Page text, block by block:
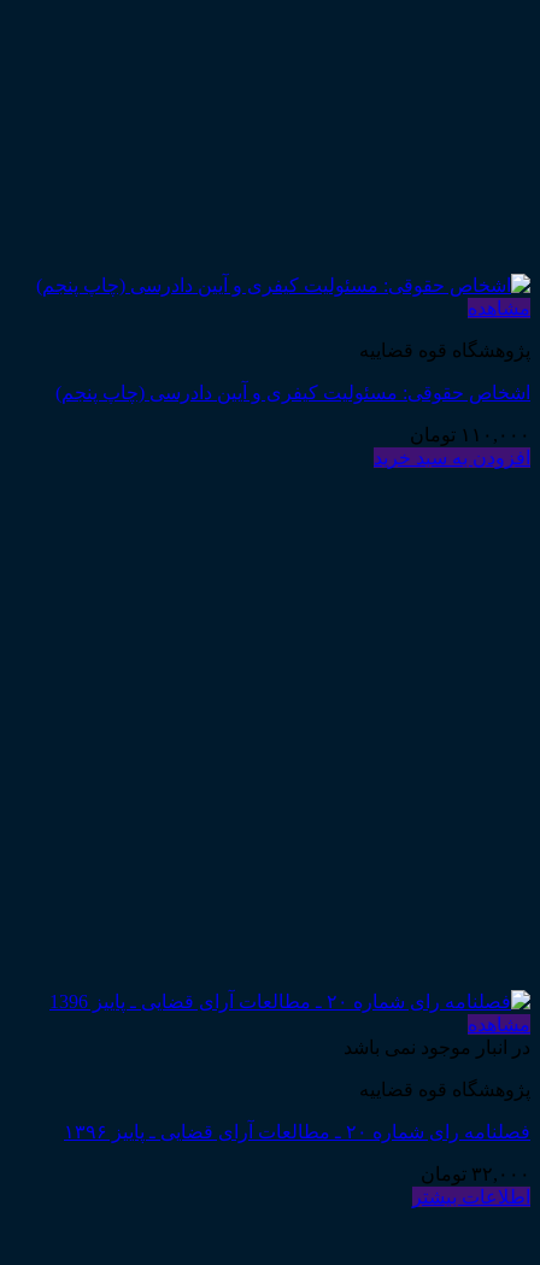
مشاهده
پژوهشگاه قوه قضاییه
اشخاص حقوقی: مسئولیت کیفری و آیین دادرسی (چاپ پنجم)
۱۱۰,۰۰۰ تومان
افزودن به سبد خرید
مشاهده
در انبار موجود نمی باشد
پژوهشگاه قوه قضاییه
فصلنامه رای شماره ۲۰ ـ مطالعات آرای قضایی ـ پاییز ۱۳۹۶
۳۲,۰۰۰ تومان
اطلاعات بیشتر